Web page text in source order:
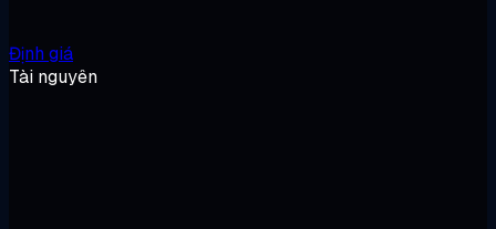
Định giá
Tài nguyên